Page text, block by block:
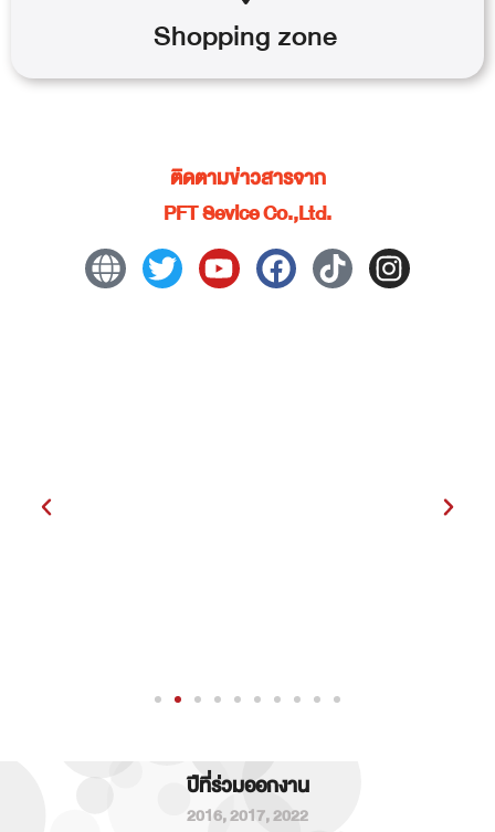
Shoppingzone
ติดตามข่าวสารจาก
PFT Sevice Co.,Ltd.
ปีที่ร่วมออกงาน
2016,2017,2022